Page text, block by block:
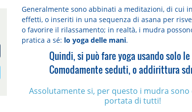
Generalmente sono abbinati a meditazioni, di cui
effetti, o inseriti in una sequenza di asana per
o favorire il rilassamento; in realtà, i mudra
pratica a sé: lo yoga delle mani.
Quindi, si può fare yoga usando solo
Comodamente seduti, o addirittura
Assolutamente si, per questo i mudra sono
portata di tutti!